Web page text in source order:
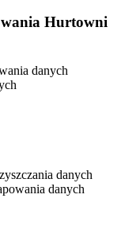
Hurtowni
danych
danych
danych